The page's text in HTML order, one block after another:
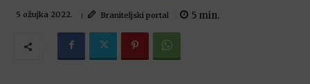
5 ožujka 2022. Braniteljski portal 5 min.